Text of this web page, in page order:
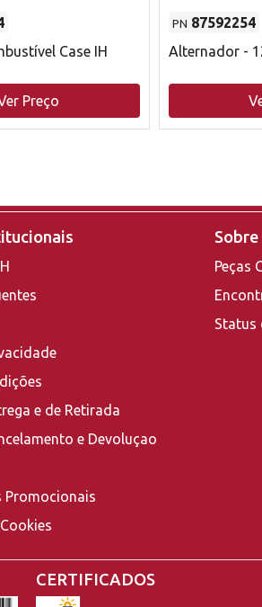
Case IH
Preço
PN 87592254
Alternador -
e de Retirada
e Devoluçao
Promocionais
Sobre
Peças
Status
CERTIFICADOS